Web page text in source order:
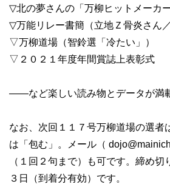
▽北の夢さんの「万柳ヒットメーカー
▽万能リレー書簡（立地Ｚ骨炎さん
▽万柳道場（智鈴選「冷たい」）
▽２０２１年度年間賞誌上表彰式
――など楽しい読み物とデータが満
なお、次回１１７号万柳道場の選者
は「包む」。メール（
（１回２句まで）も可です。締め切
３日（到着分有効）です。